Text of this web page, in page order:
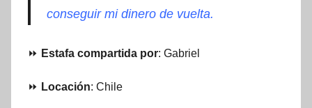
conseguir mi dinero de vuelta.
⏩ Estafa compartida por: Gabriel
⏩ Locación: Chile